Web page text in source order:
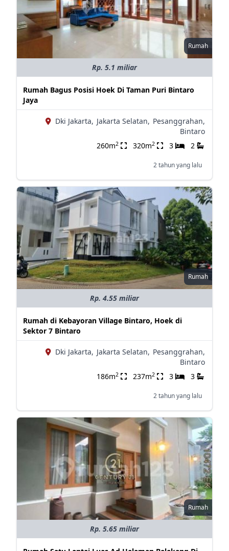
Rumah
Rp. 5.1 miliar
Rumah Bagus Posisi Hoek Di Taman Puri Bintaro
Jaya
Dki Jakarta, Jakarta Selatan, Pesanggrahan,
Bintaro
260m2 320m2 3 2
2 tahun yang lalu
Rumah
Rp. 4.55 miliar
Rumah di Kebayoran Village Bintaro, Hoek di
Sektor 7 Bintaro
Dki Jakarta, Jakarta Selatan, Pesanggrahan,
Bintaro
186m2 237m2 3 3
2 tahun yang lalu
Rumah
Rp. 5.65 miliar